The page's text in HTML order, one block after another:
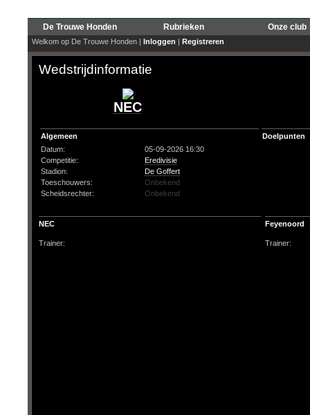
De Trouwe Honden Rubrieken Onze club
Welkom op De Trouwe Honden | Inloggen | Registreren
Wedstrijdinformatie
NEC
Algemeen
Datum:
05-09-2026 16:30
Competitie:
Eredivisie
Stadion:
De Goffert
Toeschouwers:
Onbekend
Scheidsrechter:
Onbekend
Doelpunten
NEC Feyenoord
Trainer: Trainer: